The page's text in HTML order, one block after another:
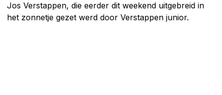
Jos Verstappen, die eerder dit weekend uitgebreid in
het zonnetje gezet werd door Verstappen junior.